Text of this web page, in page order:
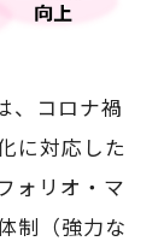
、コロナ禍
に対応した
ォリオ・マ
制（強力な